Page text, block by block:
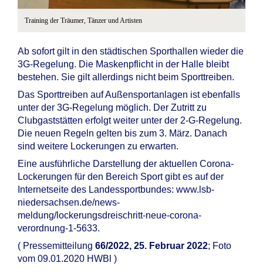
Training der Träumer, Tänzer und Artisten
Ab sofort gilt in den städtischen Sporthallen wieder die
3G-Regelung. Die Maskenpflicht in der Halle bleibt
bestehen. Sie gilt allerdings nicht beim Sporttreiben.
Das Sporttreiben auf Außensportanlagen ist ebenfalls
unter der 3G-Regelung möglich. Der Zutritt zu
Clubgaststätten erfolgt weiter unter der 2-G-Regelung.
Die neuen Regeln gelten bis zum 3. März. Danach
sind weitere Lockerungen zu erwarten.
Eine ausführliche Darstellung der aktuellen Corona-
Lockerungen für den Bereich Sport gibt es auf der
Internetseite des Landessportbundes: www.lsb-
niedersachsen.de/news-
meldung/lockerungsdreischritt-neue-corona-
verordnung-1-5633.
( Pressemitteilung 66/2022, 25. Februar 2022; Foto
vom 09.01.2020 HWBl )